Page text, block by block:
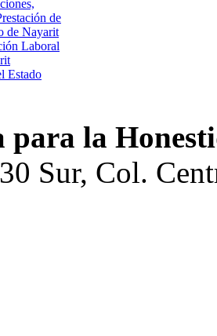
de
de Nayarit
Laboral
Estado
para la
Sur, Col.